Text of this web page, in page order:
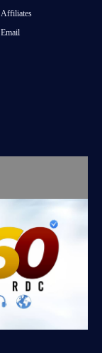
Affiliates
Email